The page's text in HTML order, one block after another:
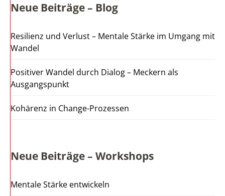
Neue Beiträge – Blog
Resilienz und Verlust – Mentale Stärke im Umgang mit
Wandel
Positiver Wandel durch Dialog – Meckern als
Ausgangspunkt
Kohärenz in Change-Prozessen
Neue Beiträge – Workshops
Mentale Stärke entwickeln